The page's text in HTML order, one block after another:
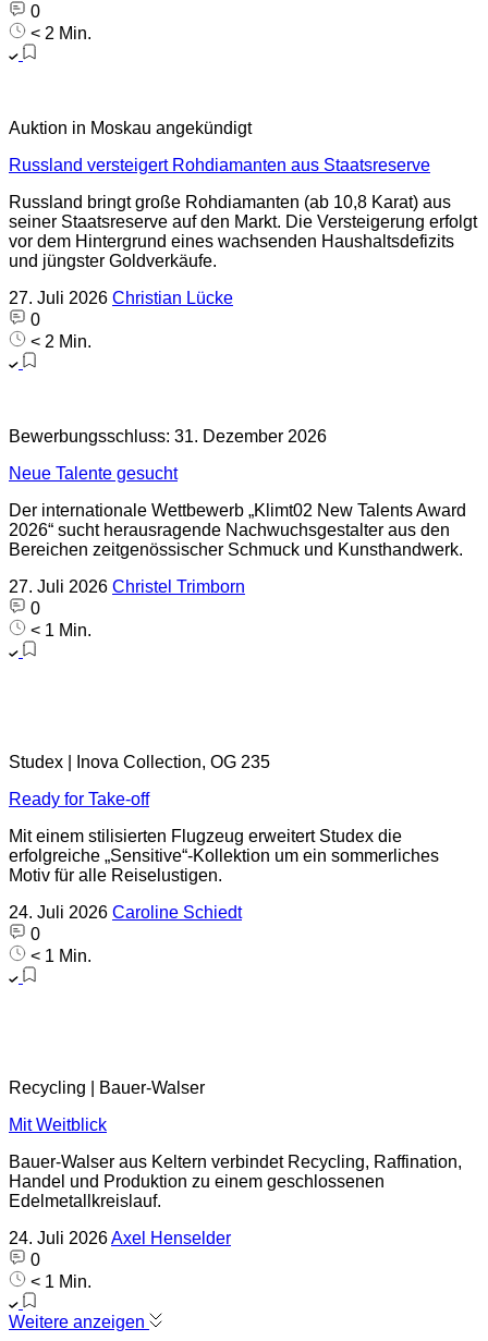
0
< 2 Min.
Auktion in Moskau angekündigt
Russland versteigert Rohdiamanten aus Staatsreserve
Russland bringt große Rohdiamanten (ab 10,8 Karat) aus
seiner Staatsreserve auf den Markt. Die Versteigerung erfolgt
vor dem Hintergrund eines wachsenden Haushaltsdefizits
und jüngster Goldverkäufe.
27. Juli 2026 Christian Lücke
0
< 2 Min.
Bewerbungsschluss: 31. Dezember 2026
Neue Talente gesucht
Der internationale Wettbewerb „Klimt02 New Talents Award
2026“ sucht herausragende Nachwuchsgestalter aus den
Bereichen zeitgenössischer Schmuck und Kunsthandwerk.
27. Juli 2026 Christel Trimborn
0
< 1 Min.
Studex | Inova Collection, OG 235
Ready for Take-off
Mit einem stilisierten Flugzeug erweitert Studex die
erfolgreiche „Sensitive“-Kollektion um ein sommerliches
Motiv für alle Reiselustigen.
24. Juli 2026 Caroline Schiedt
0
< 1 Min.
Recycling | Bauer-Walser
Mit Weitblick
Bauer-Walser aus Keltern verbindet Recycling, Raffination,
Handel und Produktion zu einem geschlossenen
Edelmetallkreislauf.
24. Juli 2026Axel Henselder
0
< 1 Min.
Weitere anzeigen